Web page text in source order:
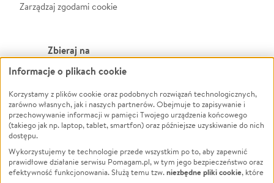
Zarządzaj zgodami cookie
Zbieraj na
Leczenie
Zwierzęta
Pożar
Ukraina
Pomoc Finansowa
Projekty
Powódź
Wichura
NGO
Edukacja
Podróż
Informacje o plikach cookie
Korzystamy z plików cookie oraz podobnych rozwiązań technologicznych,
zarówno własnych, jak i naszych partnerów. Obejmuje to zapisywanie i
przechowywanie informacji w pamięci Twojego urządzenia końcowego
(takiego jak np. laptop, tablet, smartfon) oraz późniejsze uzyskiwanie do nich
dostępu.
Wykorzystujemy te technologie przede wszystkim po to, aby zapewnić
prawidłowe działanie serwisu Pomagam.pl, w tym jego bezpieczeństwo oraz
efektywność funkcjonowania. Służą temu tzw.niezbędne pliki cookie, które